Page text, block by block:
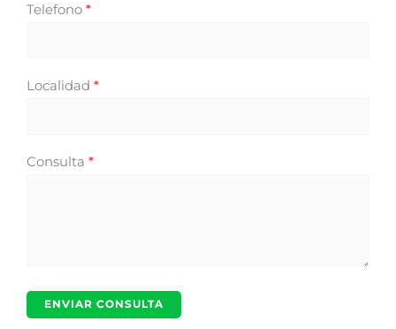
Telefono *
Localidad *
Consulta *